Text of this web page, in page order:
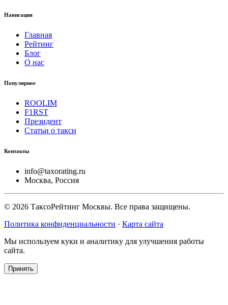
Навигация
Главная
Рейтинг
Блог
О нас
Популярное
ROOLIM
F1RST
Президент
Статьи о такси
Контакты
info@taxorating.ru
Москва, Россия
© 2026 ТаксоРейтинг Москвы. Все права защищены.
Политика конфиденциальности · Карта сайта
Мы используем куки и аналитику для улучшения работы
сайта.
Принять